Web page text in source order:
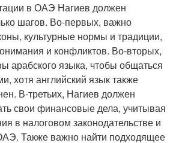
в ОАЭ Нагиев должен
шагов. Во-первых, важно
культурные нормы и традиции,
и конфликтов. Во-вторых,
арабского языка, чтобы общаться
хотя английский язык также
В-третьих, Нагиев должен
свои финансовые дела, учитывая
в налоговом законодательстве и
Также важно найти подходящее